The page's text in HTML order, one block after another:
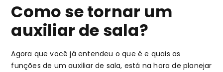
Como se tornar um
auxiliar de sala?
Agora que você já entendeu o que é e quais as
funções de um auxiliar de sala, está na hora de planejar